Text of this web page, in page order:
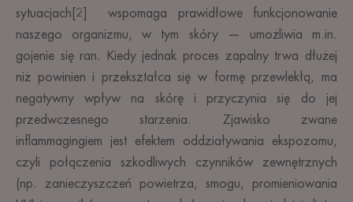
sytuacjach[2] wspomaga prawidłowe funkcjonowanie
naszego organizmu, w tym skóry — umożliwia m.in.
gojenie się ran. Kiedy jednak proces zapalny trwa dłużej
niż powinien i przekształca się w formę przewlekłą, ma
negatywny wpływ na skórę i przyczynia się do jej
przedwczesnego starzenia. Zjawisko zwane
inflammagingiem jest efektem oddziaływania ekspozomu,
czyli połączenia szkodliwych czynników zewnętrznych
(np. zanieczyszczeń powietrza, smogu, promieniowania